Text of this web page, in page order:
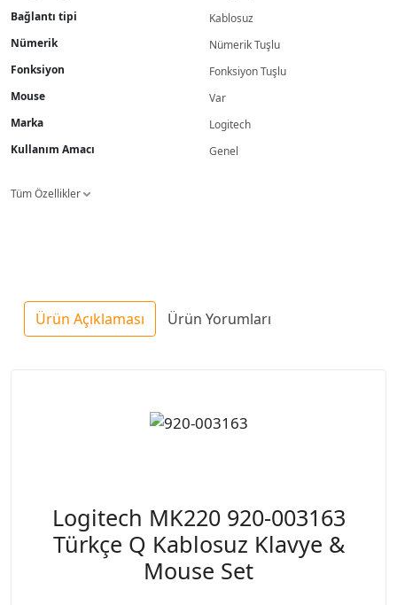
Bağlantı tipi
Kablosuz
Nümerik
Nümerik Tuşlu
Fonksiyon
Fonksiyon Tuşlu
Mouse
Var
Marka
Logitech
Kullanım Amacı
Genel
Tüm Özellikler
Ürün Açıklaması Ürün Yorumları
Logitech MK220 920-003163
Türkçe Q Kablosuz Klavye &
Mouse Set